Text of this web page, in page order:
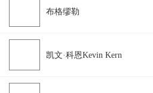
布格缪勒
凯文·科恩Kevin Kern